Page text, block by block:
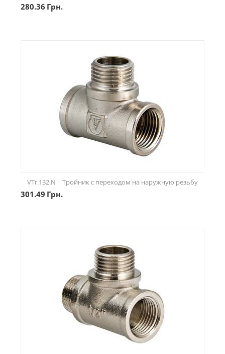
280.36 Грн.
VTr.132.N | Тройник с переходом на наружную резьбу
301.49 Грн.